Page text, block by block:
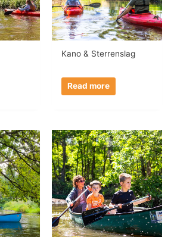
Kano & Sterrenslag
Read more